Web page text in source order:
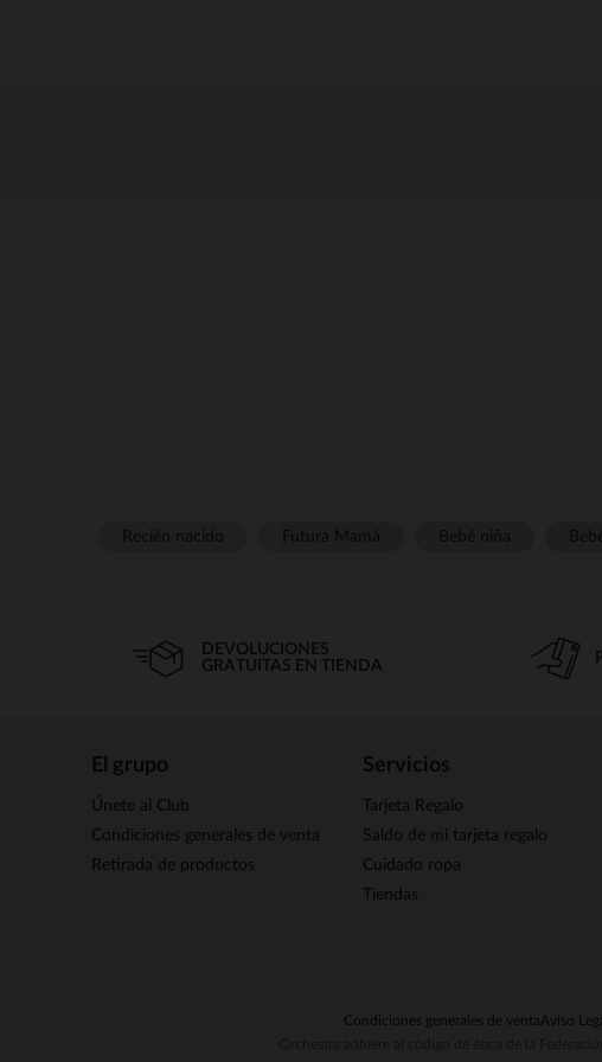
DEVOLUCIONES
GRATUITAS EN TIENDA
El grupo
Únete al Club
Condiciones generales de venta
Retirada de productos
Servicios
Tarjeta Regalo
Saldo de mi tarjeta regalo
Cuidado ropa
Tiendas
Condiciones generales de ventaAviso